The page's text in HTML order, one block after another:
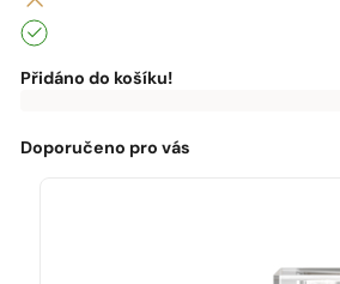
Přidáno do košíku!
zdarma
chybí:
Doporučeno pro vás